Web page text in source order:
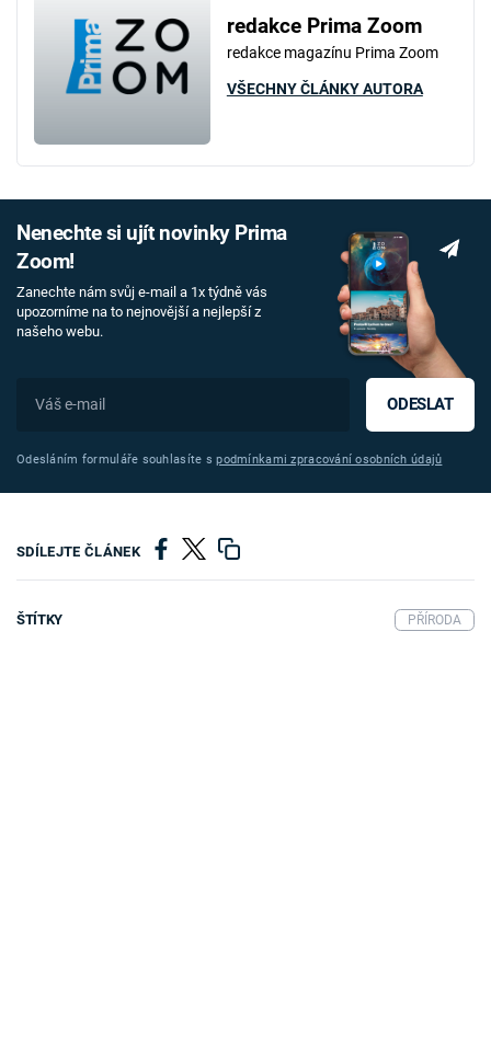
redakce Prima Zoom
redakce magazínu Prima Zoom
VŠECHNY ČLÁNKY AUTORA
Nenechte si ujít novinky Prima
Zoom!
Zanechte nám svůj e-mail a 1x týdně vás
upozorníme na to nejnovější a nejlepší z
našeho webu.
ODESLAT
Odesláním formuláře souhlasíte spodmínkami zpracování osobních údajů
SDÍLEJTE ČLÁNEK
ŠTÍTKY PŘÍRODA